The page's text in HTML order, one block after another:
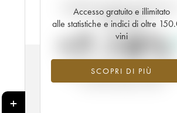
+
Accesso gratuito e illimitato
alle statistiche e indici di oltre
vini
SCOPRI DI PIÙ
Andamento della quotazione
tempo reale
+7.18%
Valore in aumento per l'annata
nel 2026 rispetto al 2025